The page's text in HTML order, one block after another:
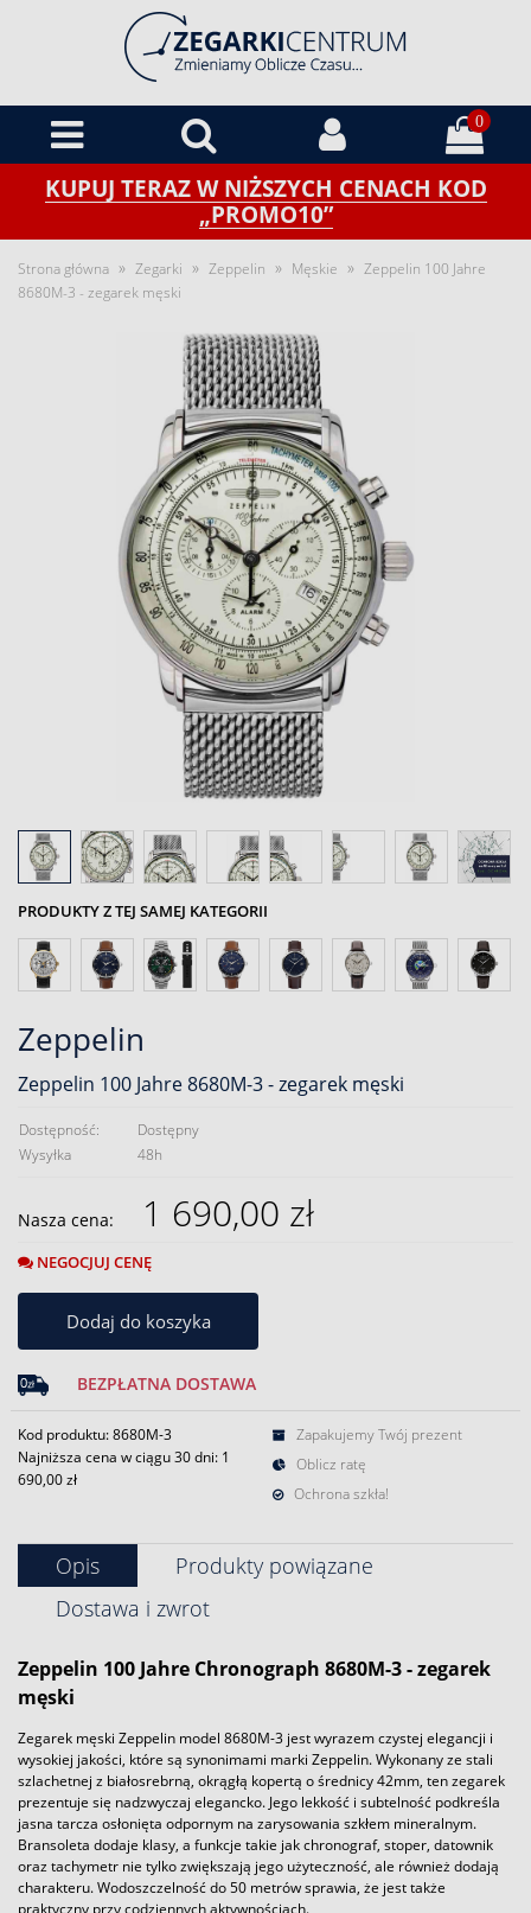
0
KUPUJ TERAZ W NIŻSZYCH CENACH KOD
„PROMO10”
Strona główna » Zegarki » Zeppelin » Męskie » Zeppelin 100 Jahre
8680M-3 - zegarek męski
PRODUKTY Z TEJ SAMEJ KATEGORII
Zeppelin
Zeppelin 100 Jahre 8680M-3 - zegarek męski
Dostępność:
Dostępny
Wysyłka
48h
Nasza cena: 1 690,00 zł
NEGOCJUJ CENĘ
Dodaj do koszyka
BEZPŁATNA DOSTAWA
Kod produktu: 8680M-3
Najniższa cena w ciągu 30 dni: 1
690,00 zł
Zapakujemy Twój prezent
Oblicz ratę
Ochrona szkła!
Opis
Produkty powiązane
Dostawa i zwrot
Zeppelin 100 Jahre Chronograph 8680M-3- zegarek
męski
Zegarek męski Zeppelin model 8680M-3 jest wyrazem czystej elegancji i
wysokiej jakości, które są synonimami marki Zeppelin. Wykonany ze stali
szlachetnej z białosrebrną, okrągłą kopertą o średnicy 42mm, ten zegarek
prezentuje się nadzwyczaj elegancko. Jego lekkość i subtelność podkreśla
jasna tarcza osłonięta odpornym na zarysowania szkłem mineralnym.
Bransoleta dodaje klasy, a funkcje takie jak chronograf, stoper, datownik
oraz tachymetr nie tylko zwiększają jego użyteczność, ale również dodają
charakteru. Wodoszczelność do 50 metrów sprawia, że jest także
praktyczny przy codziennych aktywnościach.